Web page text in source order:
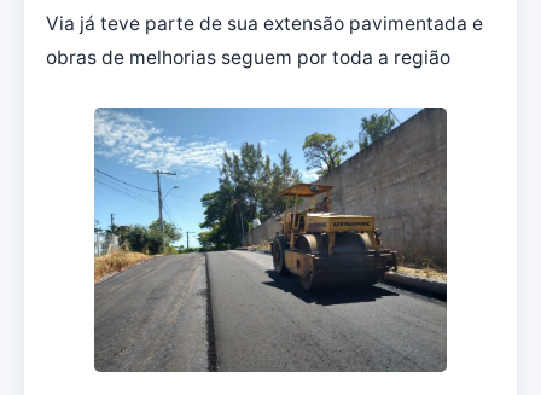
Via já teve parte de sua extensão pavimentada e
obras de melhorias seguem por toda a região